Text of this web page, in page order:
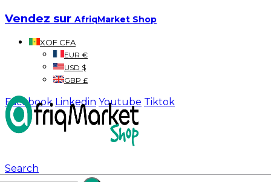
Vendez sur AfriqMarket Shop
XOF CFA
EUR €
USD $
GBP £
Facebook Linkedin Youtube Tiktok
Search